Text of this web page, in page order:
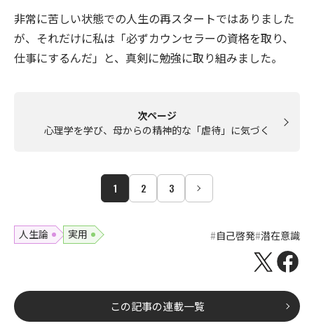
非常に苦しい状態での人生の再スタートではありました
が、それだけに私は「必ずカウンセラーの資格を取り、
仕事にするんだ」と、真剣に勉強に取り組みました。
次ページ
心理学を学び、母からの精神的な「虐待」に気づく
1 2 3
人生論 実用 自己啓発 潜在意識
この記事の連載一覧